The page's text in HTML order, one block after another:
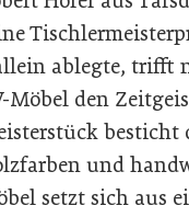
ablegte, trifft
Möbel den
besticht
und
setzt sich aus